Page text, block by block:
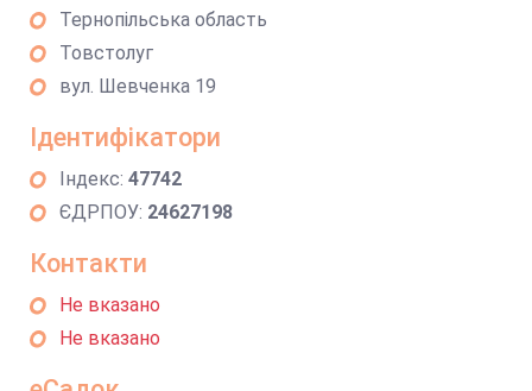
Тернопільська область
Товстолуг
вул. Шевченка 19
Ідентифікатори
Індекс: 47742
ЄДРПОУ: 24627198
Контакти
Не вказано
Не вказано